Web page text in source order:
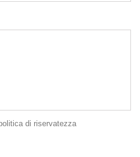
di riservatezza